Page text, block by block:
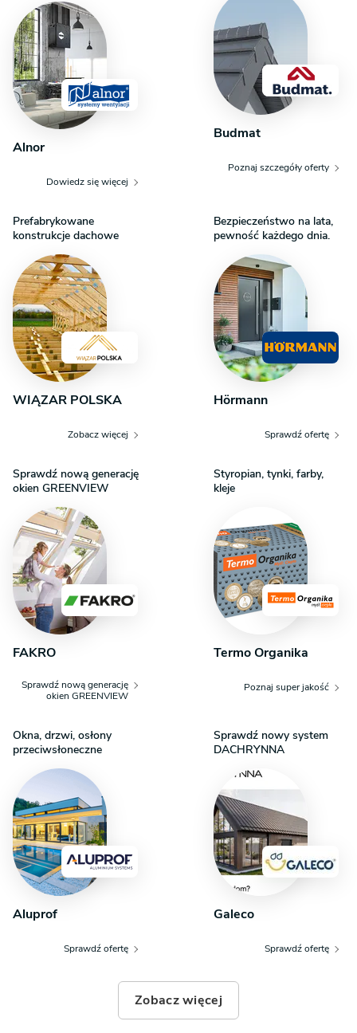
Alnor
Dowiedz się więcej
Budmat
Poznaj szczegóły oferty
Prefabrykowane
konstrukcje dachowe
WIĄZAR POLSKA
Zobacz więcej
Bezpieczeństwo na lata,
pewność każdego dnia.
Hörmann
Sprawdź ofertę
Sprawdź nową generację
okien GREENVIEW
FAKRO
Sprawdź nową generację
okien GREENVIEW
Styropian, tynki, farby,
kleje
Termo Organika
Poznaj super jakość
Okna, drzwi, osłony
przeciwsłoneczne
Aluprof
Sprawdź ofertę
Sprawdź nowy system
DACHRYNNA
Galeco
Sprawdź ofertę
Zobacz więcej